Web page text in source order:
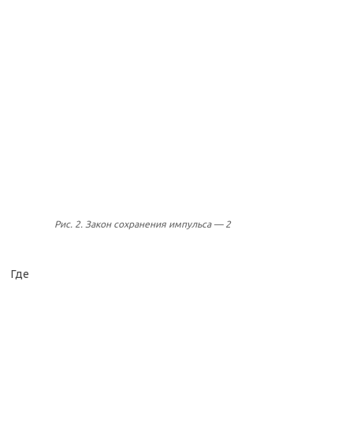
Рис. 2. Закон сохранения импульса — 2
Где